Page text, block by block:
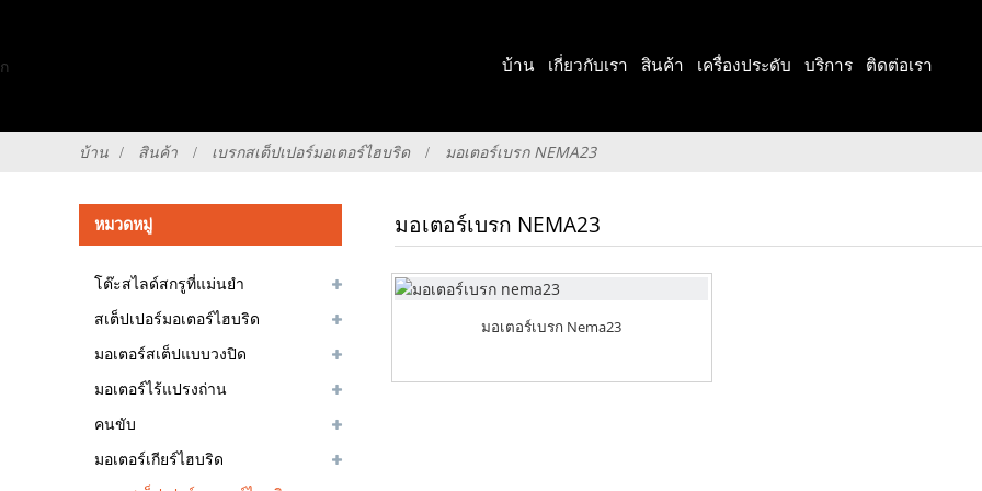
บ้าน เกี่ยวกับเรา สินค้า เครื่องประดับ บริการ ติดต่อเรา
บ้าน สินค้า เบรกสเต็ปเปอร์มอเตอร์ไฮบริด มอเตอร์เบรก NEMA23
หมวดหมู่
โต๊ะสไลด์สกรูที่แม่นยำ
สเต็ปเปอร์มอเตอร์ไฮบริด
มอเตอร์สเต็ปแบบวงปิด
มอเตอร์ไร้แปรงถ่าน
คนขับ
มอเตอร์เกียร์ไฮบริด
มอเตอร์เบรก NEMA23
มอเตอร์เบรก Nema23